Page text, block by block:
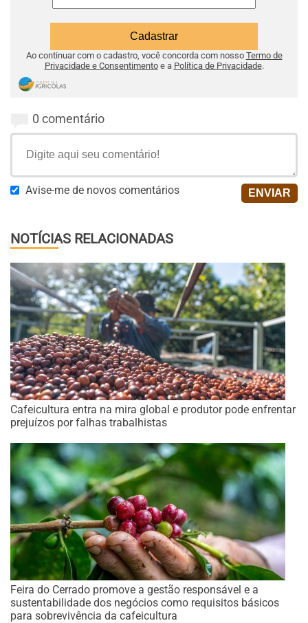
Ao continuar com o cadastro, você concorda com nosso Termo de
Privacidade e Consentimentoe a Política de Privacidade.
0 comentário
Avise-me de novos comentários
NOTÍCIAS RELACIONADAS
Cafeicultura entra na mira global e produtor pode enfrentar
prejuízos por falhas trabalhistas
Feira do Cerrado promove a gestão responsável e a
sustentabilidade dos negócios como requisitos básicos
para sobrevivência da cafeicultura